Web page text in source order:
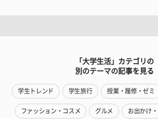
「大学生活」カテゴリの
別のテーマの記事を見る
学生トレンド 学生旅行 授業・履修・ゼミ
ファッション・コスメ グルメ お出かけ